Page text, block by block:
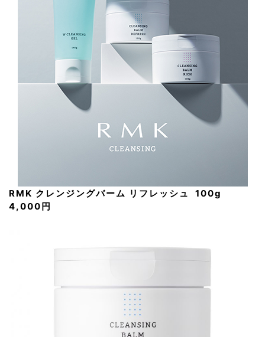
RMK クレンジングバーム リフレッシュ 100g
4,000円